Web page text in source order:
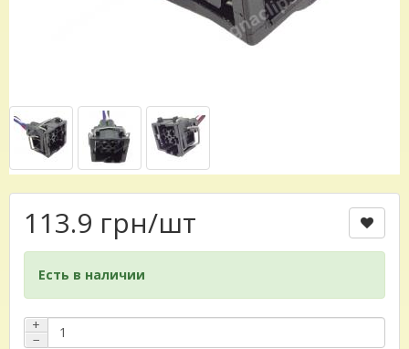
113.9 грн/шт
Есть в наличии
+
−